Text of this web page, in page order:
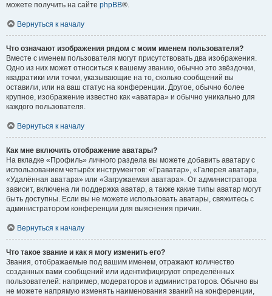
можете получить на сайте phpBB®.
Вернуться к началу
Что означают изображения рядом с моим именем пользователя?
Вместе с именем пользователя могут присутствовать два изображения.
Одно из них может относиться к вашему званию, обычно это звёздочки,
квадратики или точки, указывающие на то, сколько сообщений вы
оставили, или на ваш статус на конференции. Другое, обычно более
крупное, изображение известно как «аватара» и обычно уникально для
каждого пользователя.
Вернуться к началу
Как мне включить отображение аватары?
На вкладке «Профиль» личного раздела вы можете добавить аватару с
использованием четырёх инструментов: «Граватар», «Галерея аватар»,
«Удалённая аватара» или «Загружаемая аватара». От администратора
зависит, включена ли поддержка аватар, а также какие типы аватар могут
быть доступны. Если вы не можете использовать аватары, свяжитесь с
администратором конференции для выяснения причин.
Вернуться к началу
Что такое звание и как я могу изменить его?
Звания, отображаемые под вашим именем, отражают количество
созданных вами сообщений или идентифицируют определённых
пользователей: например, модераторов и администраторов. Обычно вы
не можете напрямую изменять наименования званий на конференции,